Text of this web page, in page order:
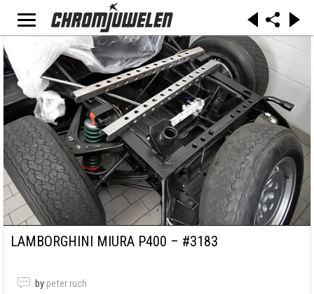
LAMBORGHINI MIURA P400 – #3183
by peter ruch